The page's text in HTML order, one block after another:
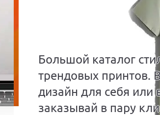
Большой каталог
трендовых принтов.
дизайн для себя или
заказывай в пару